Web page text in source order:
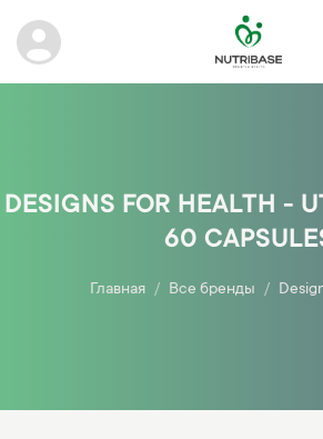
DESIGNS FOR HEALTH -
60
Главная Все бренды